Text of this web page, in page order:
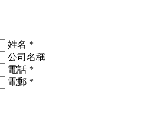
姓名 *
公司名稱
電話 *
電郵 *